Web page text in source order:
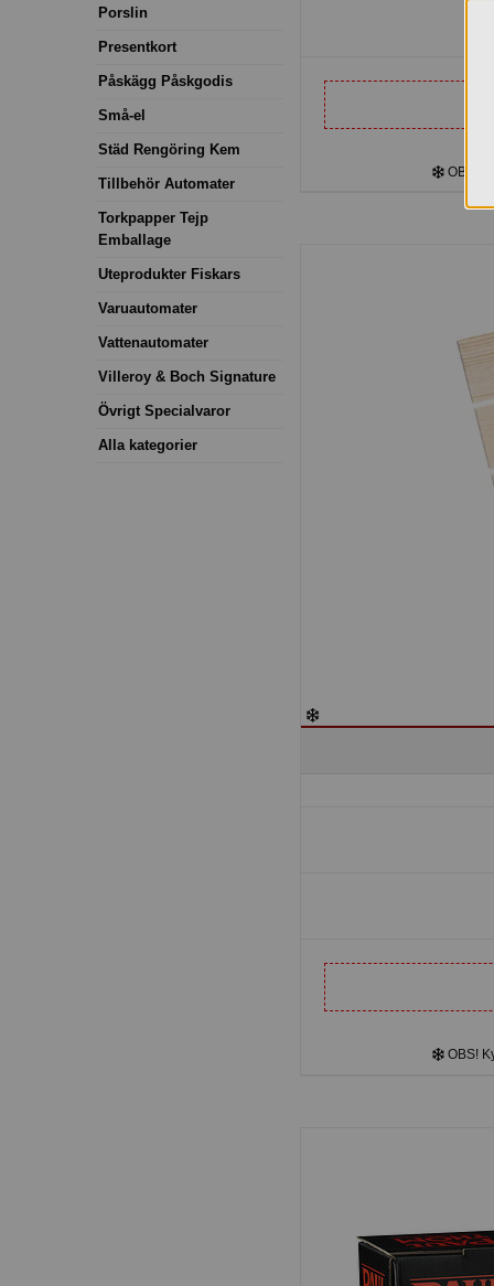
Porslin
Presentkort
Påskägg Påskgodis
Små-el
Städ Rengöring Kem
Tillbehör Automater
Torkpapper Tejp
Emballage
Uteprodukter Fiskars
Varuautomater
Vattenautomater
Villeroy & Boch Signature
Övrigt Specialvaror
Alla kategorier
OBS!
OBS!